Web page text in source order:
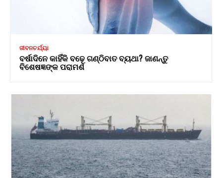
ଜୀବନଚର୍ଯ୍ୟା
ବର୍ଷାଦିନେ କାହିଁକି ବଢ଼େ ଗଣ୍ଠିବାତ ବ୍ୟଥା? ଜାଣନ୍ତୁ
ବିଶେଷଜ୍ଞଙ୍କ ପରାମର୍ଶ